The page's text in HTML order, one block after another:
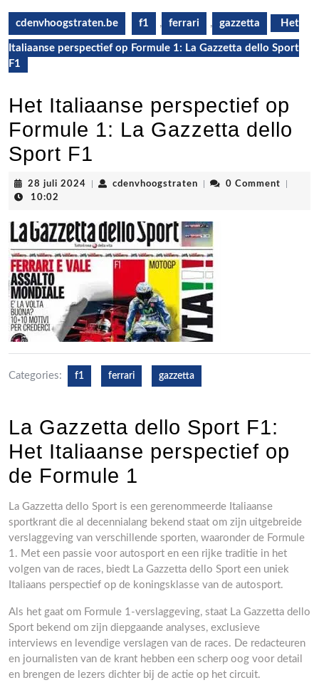
cdenvhoogstraten.be f1 , ferrari , gazzetta Het
Italiaanse perspectief op Formule 1: La Gazzetta dello Sport
F1
Het Italiaanse perspectief op
Formule 1: La Gazzetta dello
Sport F1
28 juli 2024 28
cdenvhoogstraten cdenvhoogstraten
0 Comment
10:02
Categories: f1 ferrari gazzetta
La Gazzetta dello Sport F1:
Het Italiaanse perspectief op
de Formule 1
La Gazzetta dello Sport is een gerenommeerde Italiaanse
sportkrant die al decennialang bekend staat om zijn uitgebreide
verslaggeving van verschillende sporten, waaronder de Formule
1. Met een passie voor autosport en een rijke traditie in het
volgen van de races, biedt La Gazzetta dello Sport een uniek
Italiaans perspectief op de koningsklasse van de autosport.
Als het gaat om Formule 1-verslaggeving, staat La Gazzetta dello
Sport bekend om zijn diepgaande analyses, exclusieve
interviews en levendige verslagen van de races. De redacteuren
en journalisten van de krant hebben een scherp oog voor detail
en brengen de lezers dichter bij de actie op het circuit.